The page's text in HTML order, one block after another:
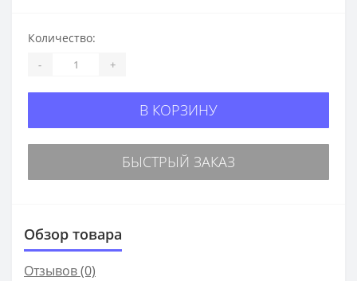
Количество:
- +
В КОРЗИНУ
БЫСТРЫЙ ЗАКАЗ
Обзор товара
Отзывов (0)